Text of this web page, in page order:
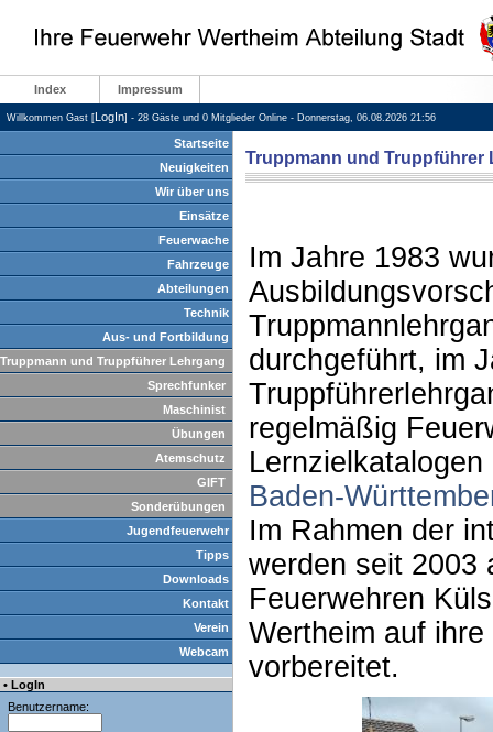
Index Impressum
Willkommen Gast [LogIn] - 28 Gäste und 0 Mitglieder Online - Donnerstag, 06.08.2026 21:56
Startseite
Neuigkeiten
Wir über uns
Einsätze
Feuerwache
Fahrzeuge
Abteilungen
Technik
Aus- und Fortbildung
Truppmann und Truppführer Lehrgang
Sprechfunker
Maschinist
Übungen
Atemschutz
GIFT
Sonderübungen
Jugendfeuerwehr
Tipps
Downloads
Kontakt
Verein
Webcam
• LogIn
Benutzername:
Truppmann und Truppführer
Im Jahre 1983
durchgeführt, im
regelmäßig
Baden-
Im Rahmen der
werden seit 2003
Feuerwehren
Wertheim auf
vorbereitet.